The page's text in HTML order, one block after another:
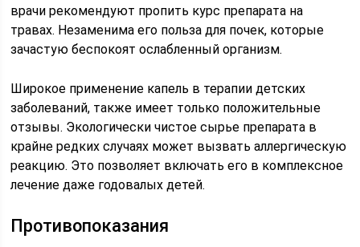
врачи рекомендуют пропить курс препарата на
травах. Незаменима его польза для почек, которые
зачастую беспокоят ослабленный организм.
Широкое применение капель в терапии детских
заболеваний, также имеет только положительные
отзывы. Экологически чистое сырье препарата в
крайне редких случаях может вызвать аллергическую
реакцию. Это позволяет включать его в комплексное
лечение даже годовалых детей.
Противопоказания